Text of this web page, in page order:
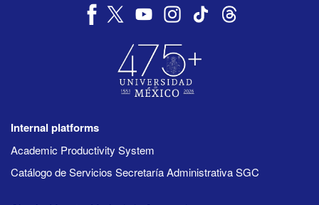
Internal platforms
Academic Productivity System
Catálogo de Servicios Secretaría Administrativa SGC